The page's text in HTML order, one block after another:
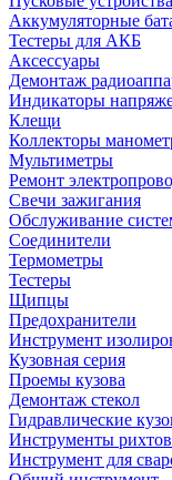
Аккумуляторные
Тестеры для АКБ
Аксессуары
Демонтаж
Индикаторы
Клещи
Коллекторы
Мультиметры
Ремонт
Свечи зажигания
Обслуживание
Соединители
Термометры
Тестеры
Щипцы
Предохранители
Инструмент
Кузовная серия
Проемы кузова
Демонтаж стекол
Гидравлические
Инструменты
Инструмент для